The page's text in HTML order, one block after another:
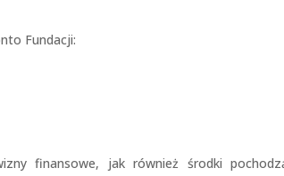
Fundacji:
finansowe, jak również środki